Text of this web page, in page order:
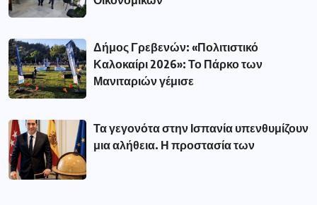
Δήμος Γρεβενών: «Πολιτιστικό
Καλοκαίρι 2026»: Το Πάρκο των
Μανιταριών γέμισε
Τα γεγονότα στην Ισπανία υπενθυμίζουν
μια αλήθεια. Η προστασία των